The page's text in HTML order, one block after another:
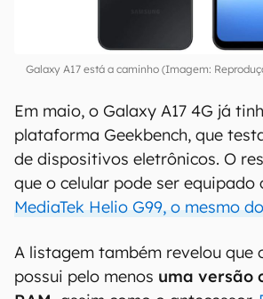
Galaxy A17 está a caminho (Imagem:
Em maio, o Galaxy A17 4G já
plataforma Geekbench, que
de dispositivos eletrônicos. O
que o celular pode ser equipado
MediaTek Helio G99, o mesmo
A listagem também revelou que
possui pelo menos uma versão